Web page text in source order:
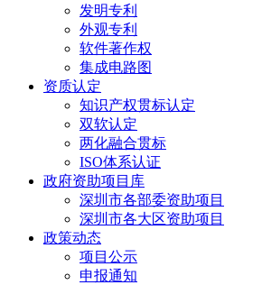
发明专利
外观专利
软件著作权
集成电路图
资质认定
知识产权贯标认定
双软认定
两化融合贯标
ISO体系认证
政府资助项目库
深圳市各部委资助项目
深圳市各大区资助项目
政策动态
项目公示
申报通知